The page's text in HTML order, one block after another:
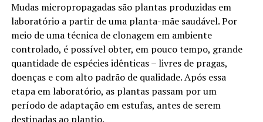
Mudas micropropagadas são plantas produzidas em
laboratório a partir de uma planta-mãe saudável. Por
meio de uma técnica de clonagem em ambiente
controlado, é possível obter, em pouco tempo, grande
quantidade de espécies idênticas – livres de pragas,
doenças e com alto padrão de qualidade. Após essa
etapa em laboratório, as plantas passam por um
período de adaptação em estufas, antes de serem
destinadas ao plantio.